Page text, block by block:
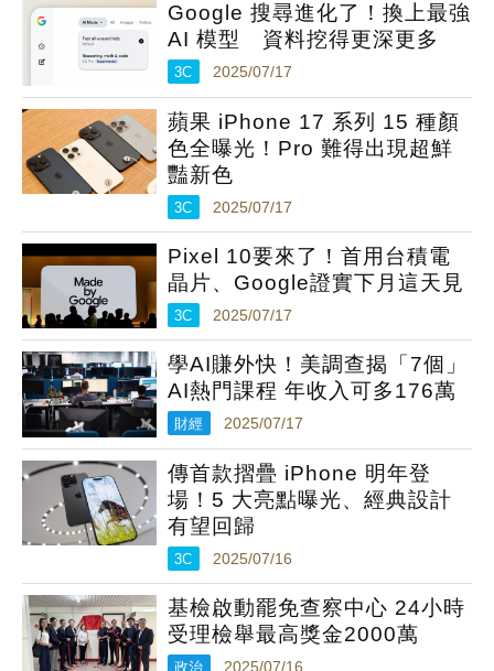
Google 搜尋進化了！換上最強
AI 模型 資料挖得更深更多
3C 2025/07/17
蘋果 iPhone 17 系列 15 種顏
色全曝光！Pro 難得出現超鮮
豔新色
3C 2025/07/17
Pixel 10要來了！首用台積電
晶片、Google證實下月這天見
3C 2025/07/17
學AI賺外快！美調查揭「7個」
AI熱門課程 年收入可多176萬
財經 2025/07/17
傳首款摺疊 iPhone 明年登
場！5 大亮點曝光、經典設計
有望回歸
3C 2025/07/16
基檢啟動罷免查察中心 24小時
受理檢舉最高獎金2000萬
政治 2025/07/16